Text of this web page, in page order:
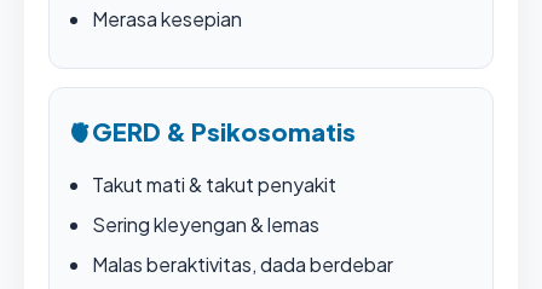
Merasa kesepian
🫀GERD & Psikosomatis
Takut mati & takut penyakit
Sering kleyengan & lemas
Malas beraktivitas, dada berdebar